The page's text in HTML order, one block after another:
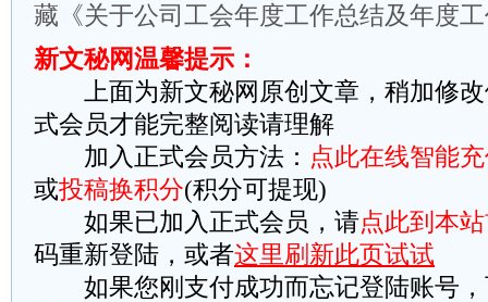
藏《关于公司工会年度工作总结及年度
新文秘网温馨提示：
上面为新文秘网原创文章，稍加修改
式会员才能完整阅读请理解
加入正式会员方法： 点此在线智能
或投稿换积分(积分可提现)
如果已加入正式会员，请点此到本
码重新登陆，或者这里刷新此页试试
如果您刚支付成功而忘记登陆账号，